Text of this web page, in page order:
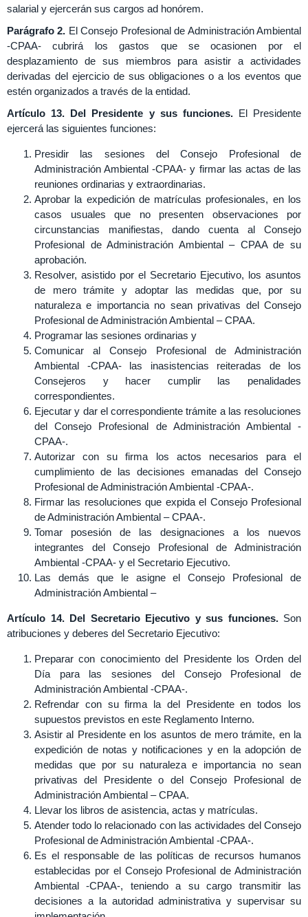
salarial y ejercerán sus cargos ad honórem.
Parágrafo 2. El Consejo Profesional de Administración Ambiental
-CPAA- cubrirá los gastos que se ocasionen por el
desplazamiento de sus miembros para asistir a actividades
derivadas del ejercicio de sus obligaciones o a los eventos que
estén organizados a través de la entidad.
Artículo 13. Del Presidente y sus funciones.El Presidente
ejercerá las siguientes funciones:
Presidir las sesiones del Consejo Profesional de
Administración Ambiental -CPAA- y firmar las actas de las
reuniones ordinarias y extraordinarias.
Aprobar la expedición de matrículas profesionales, en los
casos usuales que no presenten observaciones por
circunstancias manifiestas, dando cuenta al Consejo
Profesional de Administración Ambiental – CPAA de su
aprobación.
Resolver, asistido por el Secretario Ejecutivo, los asuntos
de mero trámite y adoptar las medidas que, por su
naturaleza e importancia no sean privativas del Consejo
Profesional de Administración Ambiental – CPAA.
Programar las sesiones ordinarias y
Comunicar al Consejo Profesional de Administración
Ambiental -CPAA- las inasistencias reiteradas de los
Consejeros y hacer cumplir las penalidades
correspondientes.
Ejecutar y dar el correspondiente trámite a las resoluciones
del Consejo Profesional de Administración Ambiental -
CPAA-.
Autorizar con su firma los actos necesarios para el
cumplimiento de las decisiones emanadas del Consejo
Profesional de Administración Ambiental -CPAA-.
Firmar las resoluciones que expida el Consejo Profesional
de Administración Ambiental – CPAA-.
Tomar posesión de las designaciones a los nuevos
integrantes del Consejo Profesional de Administración
Ambiental -CPAA- y el Secretario Ejecutivo.
Las demás que le asigne el Consejo Profesional de
Administración Ambiental –
Artículo 14. Del Secretario Ejecutivo y sus funciones.Son
atribuciones y deberes del Secretario Ejecutivo:
Preparar con conocimiento del Presidente los Orden del
Día para las sesiones del Consejo Profesional de
Administración Ambiental -CPAA-.
Refrendar con su firma la del Presidente en todos los
supuestos previstos en este Reglamento Interno.
Asistir al Presidente en los asuntos de mero trámite, en la
expedición de notas y notificaciones y en la adopción de
medidas que por su naturaleza e importancia no sean
privativas del Presidente o del Consejo Profesional de
Administración Ambiental – CPAA.
Llevar los libros de asistencia, actas y matrículas.
Atender todo lo relacionado con las actividades del Consejo
Profesional de Administración Ambiental -CPAA-.
Es el responsable de las políticas de recursos humanos
establecidas por el Consejo Profesional de Administración
Ambiental -CPAA-, teniendo a su cargo transmitir las
decisiones a la autoridad administrativa y supervisar su